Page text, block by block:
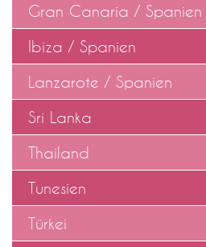
Gran Canaria / Spanien
Ibiza / Spanien
Lanzarote / Spanien
Sri Lanka
Thailand
Tunesien
Türkei